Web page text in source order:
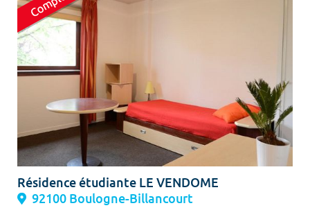
Résidence étudiante LE VENDOME
92100 Boulogne-Billancourt